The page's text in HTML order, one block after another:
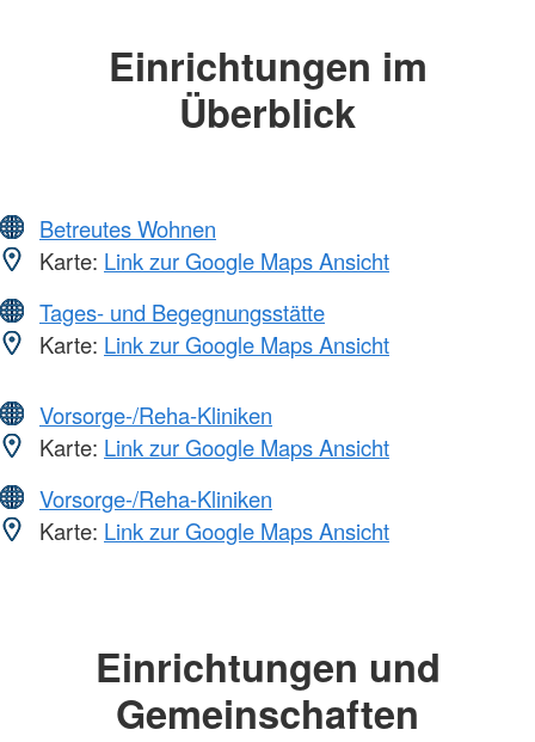
Einrichtungen im
Überblick
Betreutes Wohnen
Karte: Link zur Google Maps Ansicht
Tages- und Begegnungsstätte
Karte: Link zur Google Maps Ansicht
Vorsorge-/Reha-Kliniken
Karte: Link zur Google Maps Ansicht
Vorsorge-/Reha-Kliniken
Karte: Link zur Google Maps Ansicht
Einrichtungen und
Gemeinschaften